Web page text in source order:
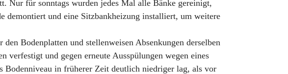
Nur für sonntags wurden jedes Mal alle Bänke gereinigt,
demontiert und eine Sitzbankheizung installiert, um weitere
Bodenplatten und stellenweisen Absenkungen derselben
und gegen erneute Ausspülungen wegen eines
Bodenniveau in früherer Zeit deutlich niedriger lag, als vor